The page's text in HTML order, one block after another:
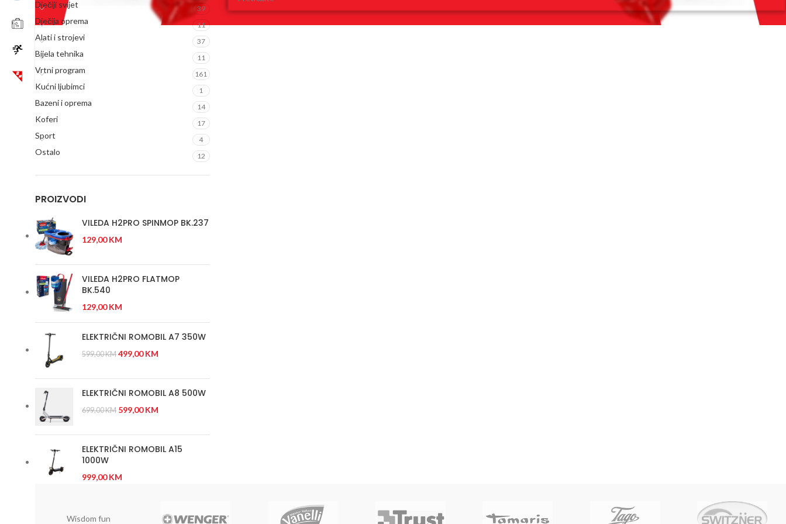
Dječiji svijet 39
Dječija oprema 11
Alati i strojevi 37
Bijela tehnika 11
Vrtni program 161
Kućni ljubimci 1
Bazeni i oprema 14
Koferi 17
Sport 4
Ostalo 12
PROIZVODI
VILEDA H2PRO SPINMOP BK.237
129,00KM
VILEDA H2PRO FLATMOP
BK.540
129,00KM
ELEKTRIČNI ROMOBIL A7 350W
599,00KM 499,00KM
ELEKTRIČNI ROMOBIL A8 500W
699,00KM 599,00KM
ELEKTRIČNI ROMOBIL A15
1000W
999,00KM
Wisdom fun